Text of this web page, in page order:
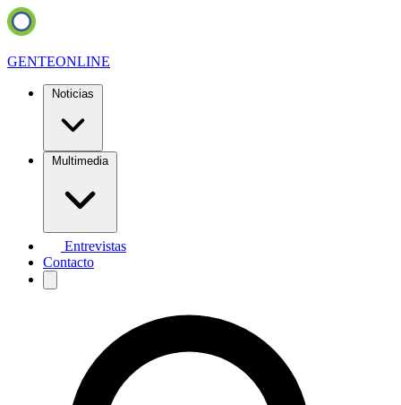
GENTEONLINE
Noticias
Multimedia
Entrevistas
Contacto